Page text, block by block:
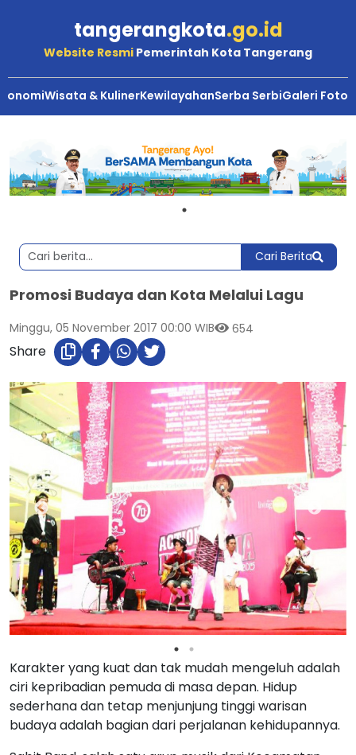
tangerangkota.go.id
Website Resmi Pemerintah Kota Tangerang
Wisata & KulinerKewilayahanSerba SerbiGaleri Foto
Cari Berita
Promosi Budaya dan Kota Melalui Lagu
Minggu, 05 November 2017 00:00 WIB 654
Share
Karakter yang kuat dan tak mudah mengeluh adalah
ciri kepribadian pemuda di masa depan. Hidup
sederhana dan tetap menjunjung tinggi warisan
budaya adalah bagian dari perjalanan kehidupannya.
Sabit Band, salah satu grup musik dari Kecamatan
Batuceper adalah suatu kumpulan pemuda yang
berjumlah delapan orang dan ingin melestarikan